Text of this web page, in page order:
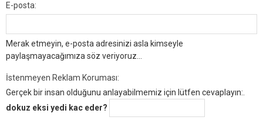
E-posta:
Merak etmeyin, e-posta adresinizi asla kimseyle
paylaşmayacağımıza söz veriyoruz...
İstenmeyen Reklam Koruması:
Gerçek bir insan olduğunu anlayabilmemiz için lütfen cevaplayın:.
dokuz eksi yedi kac eder?